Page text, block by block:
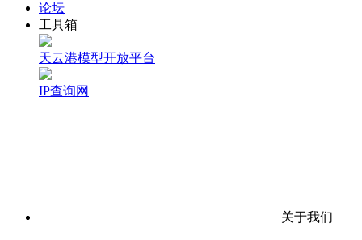
论坛
工具箱
天云港模型开放平台
IP查询网
关于我们